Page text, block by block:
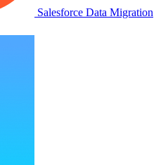
Salesforce Data Migration